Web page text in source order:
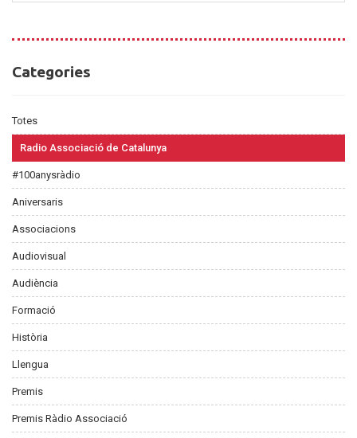
Categories
Categories
Totes
Radio Associació de Catalunya
#100anysràdio
Aniversaris
Associacions
Audiovisual
Audiència
Formació
Història
Llengua
Premis
Premis Ràdio Associació